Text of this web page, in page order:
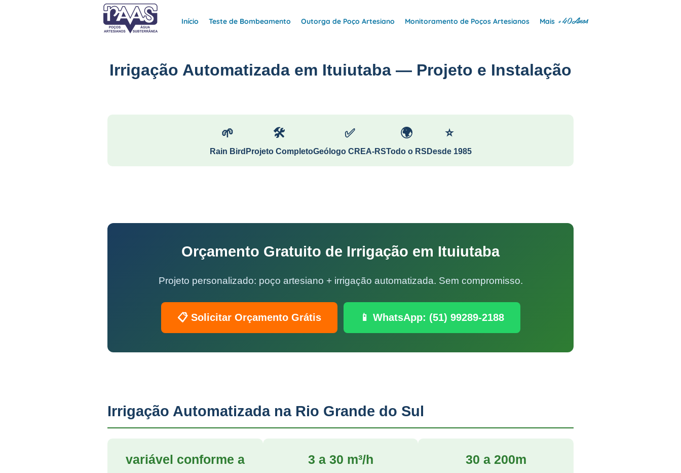
Início Teste de Bombeamento Outorga de Poço Artesiano Monitoramento de Poços Artesianos Mais +40Anos
Irrigação Automatizada em Ituiutaba — Projeto e Instalação
🌱
Rain Bird
🛠
Projeto Completo
✅
Geólogo CREA-RS
🌍
Todo o RS
⭐
Desde 1985
Orçamento Gratuito de Irrigação em Ituiutaba
Projeto personalizado: poço artesiano + irrigação automatizada. Sem compromisso.
📋 Solicitar Orçamento Grátis 📱 WhatsApp: (51) 99289-2188
Irrigação Automatizada na Rio Grande do Sul
variável conforme a
3 a 30 m³/h 30 a 200m